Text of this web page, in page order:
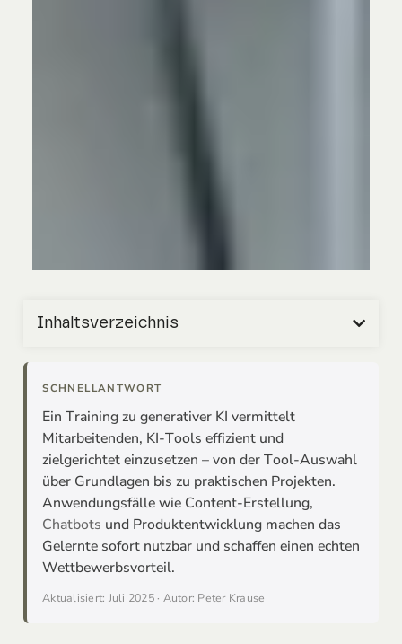
Inhaltsverzeichnis
SCHNELLANTWORT
Ein Training zu generativer KI vermittelt
Mitarbeitenden, KI-Tools effizient und
zielgerichtet einzusetzen – von der Tool-Auswahl
über Grundlagen bis zu praktischen Projekten.
Anwendungsfälle wie Content-Erstellung,
Chatbots und Produktentwicklung machen das
Gelernte sofort nutzbar und schaffen einen echten
Wettbewerbsvorteil.
Aktualisiert: Juli 2025 · Autor: Peter Krause